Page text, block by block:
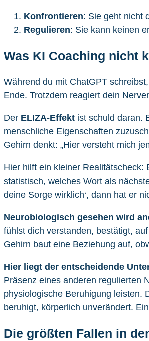
Konfrontieren: Sie geht nicht
Regulieren: Sie kann keinen
Was KI Coaching nicht
Während du mit ChatGPT
Ende. Trotzdem reagiert dein
Der ELIZA-Effekt ist schuld daran.
menschliche Eigenschaften
Gehirn denkt: „Hier versteht mich
Hier hilft ein kleiner
statistisch, welches Wort als
deine Sorge wirklich‘, dann hat er
Neurobiologisch gesehen wird
fühlst dich verstanden, bestätigt,
Gehirn baut eine Beziehung auf,
Hier liegt der entscheidende
Präsenz eines anderen regulierten
physiologische Beruhigung leisten.
beruhigt, körperlich unverändert.
Die größten Fallen in